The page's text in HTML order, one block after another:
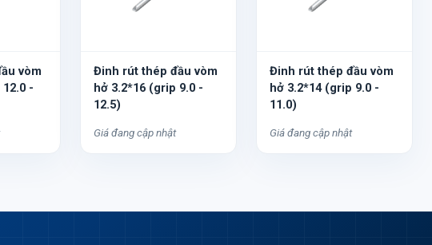
vòm
-
Đinh rút thép đầu vòm
hở 3.2*16 (grip 9.0 -
12.5)
Giá đang cập nhật
Đinh rút thép đầu vòm
hở 3.2*14 (grip 9.0 -
11.0)
Giá đang cập nhật